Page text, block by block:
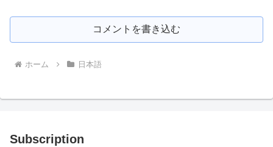
コメントを書き込む
ホーム 日本語
Subscription